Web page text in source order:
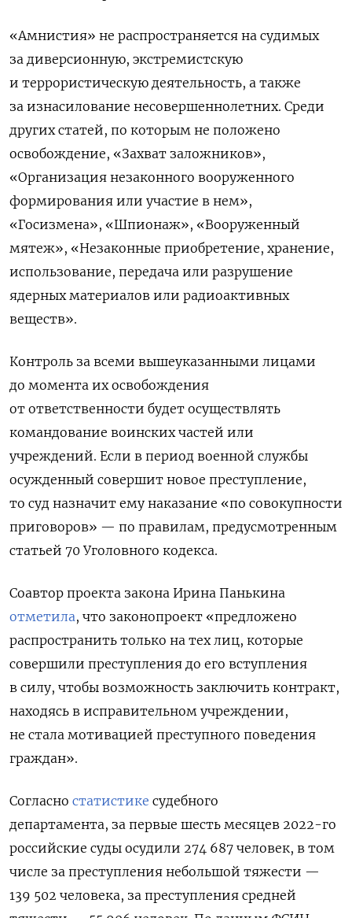
«Амнистия» не распространяется на судимых
за диверсионную, экстремистскую
и террористическую деятельность, а также
за изнасилование несовершеннолетних. Среди
других статей, по которым не положено
освобождение, «Захват заложников»,
«Организация незаконного вооруженного
формирования или участие в нем»,
«Госизмена», «Шпионаж», «Вооруженный
мятеж», «Незаконные приобретение, хранение,
использование, передача или разрушение
ядерных материалов или радиоактивных
веществ».
Контроль за всеми вышеуказанными лицами
до момента их освобождения
от ответственности будет осуществлять
командование воинских частей или
учреждений. Если в период военной службы
осужденный совершит новое преступление,
то суд назначит ему наказание «по совокупности
приговоров» — по правилам, предусмотренным
статьей 70 Уголовного кодекса.
Соавтор проекта закона Ирина Панькина
отметила, что законопроект «предложено
распространить только на тех лиц, которые
совершили преступления до его вступления
в силу, чтобы возможность заключить контракт,
находясь в исправительном учреждении,
не стала мотивацией преступного поведения
граждан».
Согласно статистике судебного
департамента, за первые шесть месяцев 2022-го
российские суды осудили 274 687 человек, в том
числе за преступления небольшой тяжести —
139 502 человека, за преступления средней